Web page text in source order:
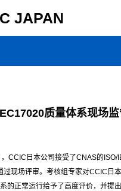
JAPAN
质量体系现场
CCIC日本公司接受了CNAS的ISO/
过现场评审。考核组专家对CCIC日
的正常运行给予了高度评价，并提